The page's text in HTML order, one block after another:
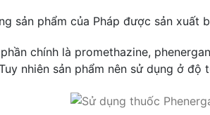
sản phẩm của Pháp được sản xuất
chính là promethazine,
nhiên sản phẩm nên sử dụng ở